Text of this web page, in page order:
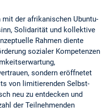
der afrikanischen Ubuntu-
Solidarität und kollektive
Rahmen diente
sozialer Kompetenzen
sondern eröffnetet
von limitierenden Selbst-
neu zu entdecken und
der Teilnehmenden